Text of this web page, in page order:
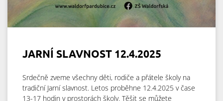
JARNÍ SLAVNOST 12.4.2025
Srdečně zveme všechny děti, rodiče a přátele školy na
tradiční Jarní slavnost. Letos proběhne 12.4.2025 v čase
13-17 hodin v prostorách školy. Těšit se můžete